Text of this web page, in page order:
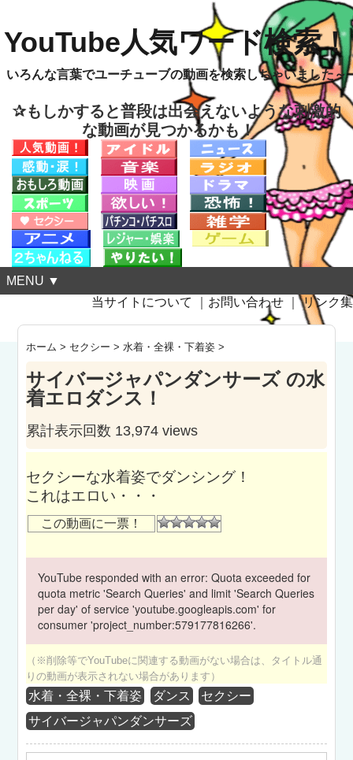
YouTube人気ワード検索！
いろんな言葉でユーチューブの動画を検索しちゃいました～
✰もしかすると普段は出会えないような刺激的
な動画が見つかるかも！
MENU ▼
当サイトについて
お問い合わせ ｜リンク集
ホーム > セクシー > 水着・全裸・下着姿 >
サイバージャパンダンサーズ の水
着エロダンス！
累計表示回数 13,974 views
セクシーな水着姿でダンシング！
これはエロい・・・
この動画に一票！
YouTube responded with an error: Quota exceeded for
quota metric 'Search Queries' and limit 'Search Queries
per day' of service 'youtube.googleapis.com' for
consumer 'project_number:579177816266'.
（※削除等でYouTubeに関連する動画がない場合は、タイトル通
りの動画が表示されない場合があります）
水着・全裸・下着姿 ダンス
セクシー
サイバージャパンダンサーズ